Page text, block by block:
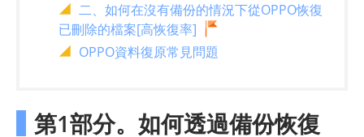
二、如何在沒有備份的情況下從OPPO恢復
已刪除的檔案[高恢復率]
OPPO資料復原常見問題
第1部分。如何透過備份恢復